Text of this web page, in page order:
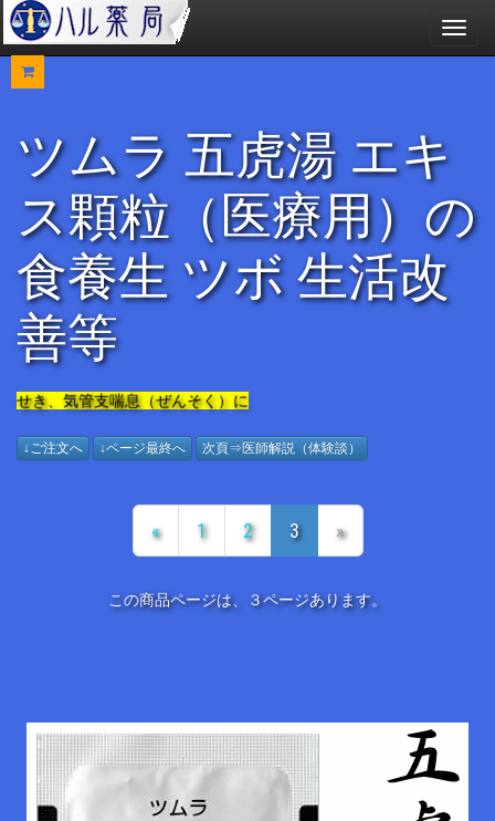
メ
ニ
ツムラ 五虎湯 エキ
ス顆粒（医療用）の
食養生 ツボ 生活改
善等
せき、気管支喘息（ぜんそく）に
↓ご注文へ ↓ページ最終へ 次頁⇒医師解説（体験談）
« 1 2 3 »
この商品ページは、３ページあります。